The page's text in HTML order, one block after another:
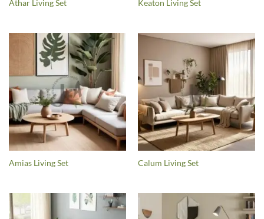
Athar Living Set Keaton Living Set
Amias Living Set Calum Living Set